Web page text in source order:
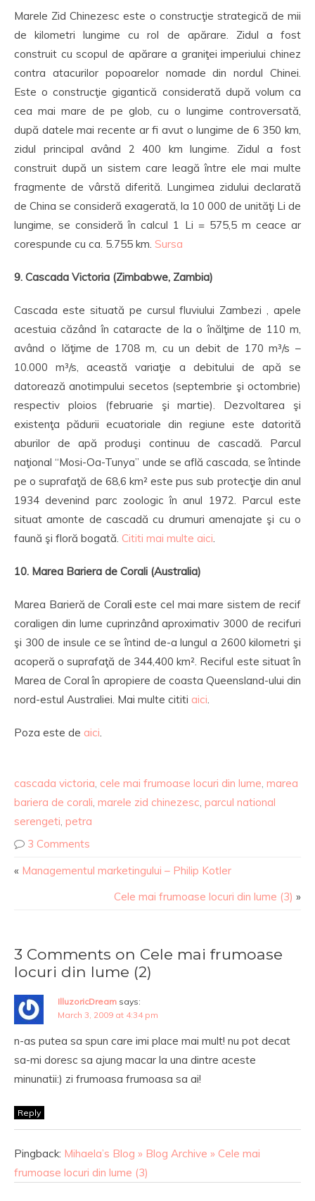
Marele Zid Chinezesc este o construcţie strategică de mii
de kilometri lungime cu rol de apărare. Zidul a fost
construit cu scopul de apărare a graniţei imperiului chinez
contra atacurilor popoarelor nomade din nordul Chinei.
Este o construcţie gigantică considerată după volum ca
cea mai mare de pe glob, cu o lungime controversată,
după datele mai recente ar fi avut o lungime de 6 350 km,
zidul principal având 2 400 km lungime. Zidul a fost
construit după un sistem care leagă între ele mai multe
fragmente de vârstă diferită. Lungimea zidului declarată
de China se consideră exagerată, la 10 000 de unităţi Li de
lungime, se consideră în calcul 1 Li = 575,5 m ceace ar
corespunde cu ca. 5.755 km. Sursa
9. Cascada Victoria (Zimbabwe, Zambia)
Cascada este situată pe cursul fluviului Zambezi , apele
acestuia căzând în cataracte de la o înălţime de 110 m,
având o lăţime de 1708 m, cu un debit de 170 m³/s –
10.000 m³/s, această variaţie a debitului de apă se
datorează anotimpului secetos (septembrie şi octombrie)
respectiv ploios (februarie şi martie). Dezvoltarea şi
existenţa pădurii ecuatoriale din regiune este datorită
aburilor de apă produşi continuu de cascadă. Parcul
naţional “Mosi-Oa-Tunya” unde se află cascada, se întinde
pe o suprafaţă de 68,6 km² este pus sub protecţie din anul
1934 devenind parc zoologic în anul 1972. Parcul este
situat amonte de cascadă cu drumuri amenajate şi cu o
faună şi floră bogată. Cititi mai multe aici.
10. Marea Bariera de Corali (Australia)
Marea Barieră de Coralieste cel mai mare sistem de recif
coraligen din lume cuprinzând aproximativ 3000 de recifuri
şi 300 de insule ce se întind de-a lungul a 2600 kilometri şi
acoperă o suprafaţă de 344,400 km². Reciful este situat în
Marea de Coral în apropiere de coasta Queensland-ului din
nord-estul Australiei. Mai multe cititi aici.
Poza este de aici.
cascada victoria, cele mai frumoase locuri din lume, marea
bariera de corali, marele zid chinezesc, parcul national
serengeti, petra
3 Comments
« Managementul marketingului – Philip Kotler
Cele mai frumoase locuri din lume (3) »
3 Comments on Cele mai frumoase
locuri din lume (2)
IlluzoricDream says:
March 3, 2009 at 4:34 pm
n-as putea sa spun care imi place mai mult! nu pot decat
sa-mi doresc sa ajung macar la una dintre aceste
minunatii:) zi frumoasa frumoasa sa ai!
Reply
Pingback: Mihaela’s Blog » Blog Archive » Cele mai
frumoase locuri din lume (3)